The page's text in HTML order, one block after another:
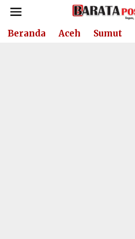
Lewati
konten
Beranda Aceh Sumut